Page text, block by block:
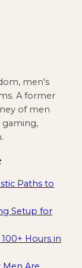
men's
A former
of men
Paths to
Setup for
Hours in